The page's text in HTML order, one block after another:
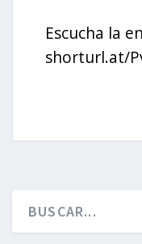
Escucha la
shorturl.at/